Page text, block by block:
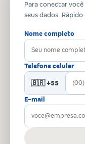
Para conectar você
seus dados.
Nome completo
Telefone celular
🇧🇷 +55
E-mail